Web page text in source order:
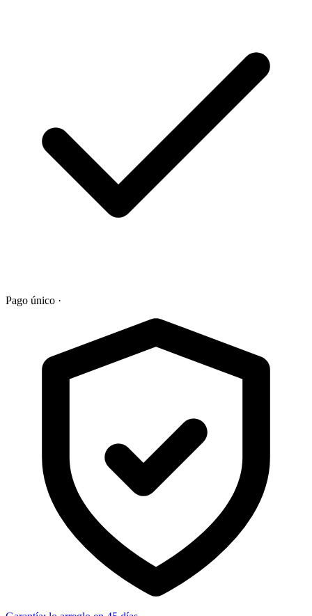
Pago único ·